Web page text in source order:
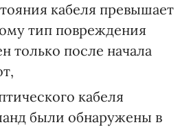
кабеля превышает
тип повреждения
только после начала
кабеля
были обнаружены в